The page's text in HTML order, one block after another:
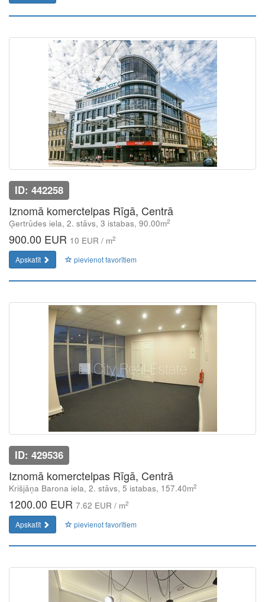
ID: 442258
Iznomā komerctelpas Rīgā, Centrā
Ģertrūdes iela, 2. stāvs, 3 istabas, 90.00m2
900.00 EUR 10 EUR / m2
Apskatīt pievienot favorītiem
ID: 429536
Iznomā komerctelpas Rīgā, Centrā
Krišjāņa Barona iela, 2. stāvs, 5 istabas, 157.40m2
1200.00 EUR 7.62 EUR / m2
Apskatīt pievienot favorītiem